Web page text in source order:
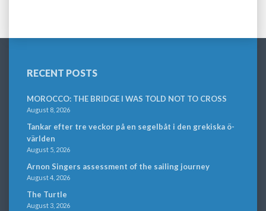
RECENT POSTS
MOROCCO: THE BRIDGE I WAS TOLD NOT TO CROSS
August 8, 2026
Tankar efter tre veckor på en segelbåt i den grekiska ö-
världen
August 5, 2026
Arnon Singers assessment of the sailing journey
August 4, 2026
The Turtle
August 3, 2026